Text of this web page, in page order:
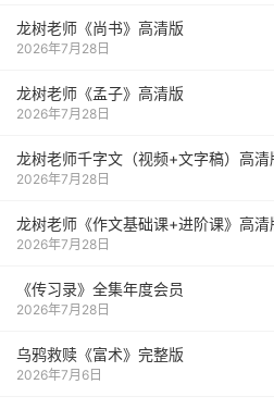
龙树老师《尚书》高清版
2026年7月28日
龙树老师《孟子》高清版
2026年7月28日
龙树老师千字文（视频+文字稿）高清
2026年7月28日
龙树老师《作文基础课+进阶课》高清
2026年7月28日
《传习录》全集年度会员
2026年7月28日
乌鸦救赎《富术》完整版
2026年7月6日